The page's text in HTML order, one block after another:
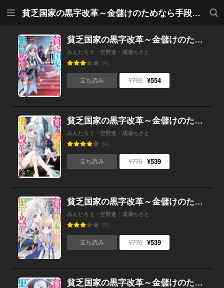
貧乏国家の黒字改革～金儲けのためなら手段を選ばない俺が、なぜか絶賛されている件について（コミック）
検索
貧乏国家の黒字改革～金儲けのためなら手段を選ばない俺が、なぜか絶賛されている件について（コミック） ： 5
みんたろう・空野進・成瀬ちさと
(4)
立ち読み ¥792 ¥554
貧乏国家の黒字改革～金儲けのためなら手段を選ばない俺が、なぜか絶賛されている件について（コミック） ： 4
みんたろう・空野進・成瀬ちさと
(4)
立ち読み ¥770 ¥539
貧乏国家の黒字改革～金儲けのためなら手段を選ばない俺が、なぜか絶賛されている件について（コミック） ： 3
みんたろう・空野進・成瀬ちさと
(5)
立ち読み ¥770 ¥539
貧乏国家の黒字改革～金儲けのためなら手段を選ばない俺が、なぜか絶賛されている件について（コミック） ： 2